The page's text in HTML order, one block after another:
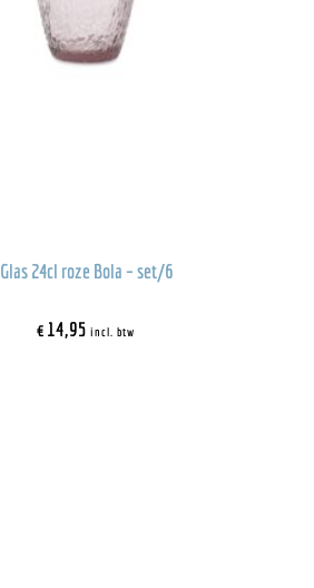
Glas 24cl roze Bola – set/6
€14,95 incl. btw